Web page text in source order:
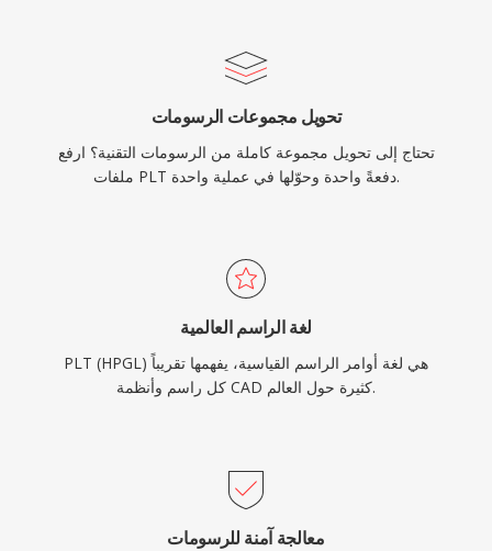
تحويل مجموعات الرسومات
تحتاج إلى تحويل مجموعة كاملة من الرسومات التقنية؟ ارفع
ملفات PLT دفعةً واحدة وحوّلها في عملية واحدة.
لغة الراسم العالمية
PLT (HPGL) هي لغة أوامر الراسم القياسية، يفهمها تقريباً
كل راسم وأنظمة CAD كثيرة حول العالم.
معالجة آمنة للرسومات